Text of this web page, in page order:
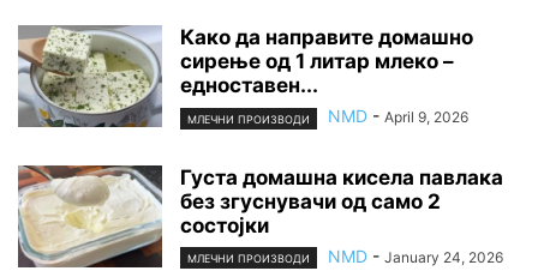
Како да направите домашно
сирење од 1 литар млеко –
едноставен...
МЛЕЧНИ ПРОИЗВОДИ NMD - April 9, 2026
Густа домашна кисела павлака
без згуснувачи од само 2
состојки
МЛЕЧНИ ПРОИЗВОДИ NMD - January 24, 2026